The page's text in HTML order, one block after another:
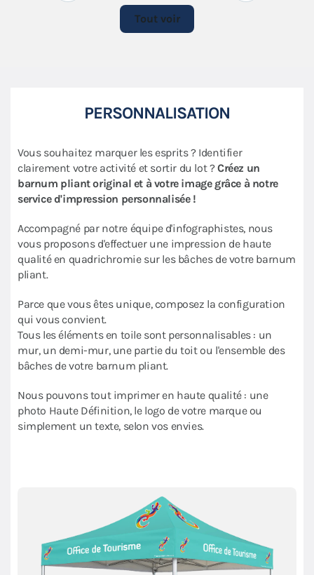
Tout voir
PERSONNALISATION
Vous souhaitez marquer les esprits ? Identifier
clairement votre activité et sortir du lot ?Créez un
barnum pliant original et à votre image grâce à notre
service d'impression personnalisée !
Accompagné par notre équipe d'infographistes, nous
vous proposons d'effectuer une impression de haute
qualité en quadrichromie sur les bâches de votre barnum
pliant.
Parce que vous êtes unique, composez la configuration
qui vous convient.
Tous les éléments en toile sont personnalisables : un
mur, un demi-mur, une partie du toit ou l'ensemble des
bâches de votre barnum pliant.
Nous pouvons tout imprimer en haute qualité : une
photo Haute Définition, le logo de votre marque ou
simplement un texte, selon vos envies.